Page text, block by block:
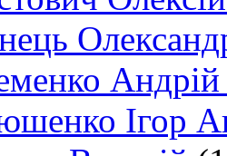
Андрій
Ігор